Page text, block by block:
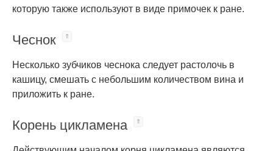
которую также используют в виде примочек к ране.
Чеснок
Несколько зубчиков чеснока следует растолочь в
кашицу, смешать с небольшим количеством вина и
приложить к ране.
Корень цикламена